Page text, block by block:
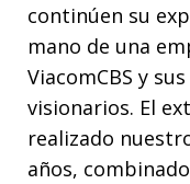
continúen su
mano de una
ViacomCBS y
visionarios. El
realizado
años,